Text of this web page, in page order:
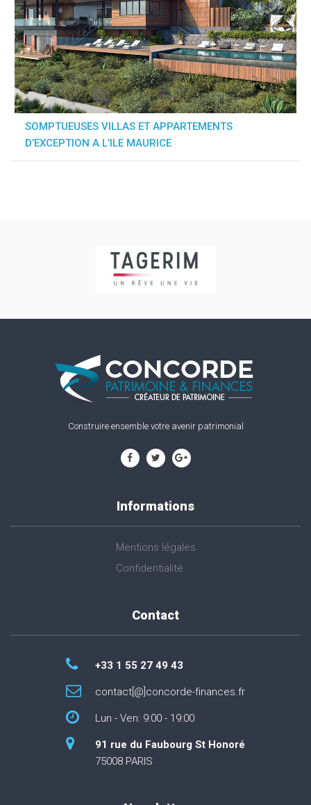
SOMPTUEUSES VILLAS ET APPARTEMENTS
D’EXCEPTION A L’ILE MAURICE
Construire ensemble votre avenir patrimonial
Informations
Mentions légales
Confidentialité
Contact
+33 1 55 27 49 43
contact[@]concorde-finances.fr
Lun - Ven: 9:00 - 19:00
91 rue du Faubourg St Honoré
75008 PARIS